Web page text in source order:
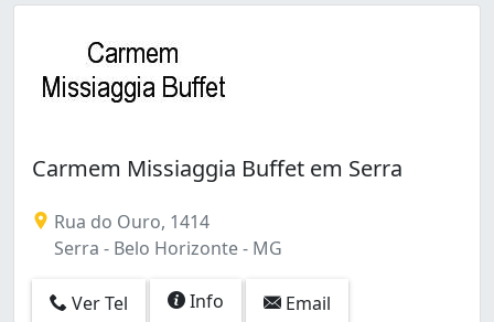
Carmem Missiaggia Buffet em Serra
Rua do Ouro, 1414
Serra - Belo Horizonte - MG
Ver Tel Info Email